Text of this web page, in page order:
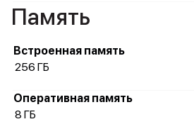
Память
Встроенная память
256 ГБ
Оперативная память
8 ГБ